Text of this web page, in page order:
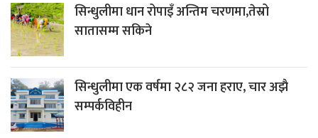
सिन्धुलीमा धान रोपाइँ अन्तिम चरणमा,तेस्रो
सातासम्म सकिने
सिन्धुलीमा एक वर्षमा २८२ जना हराए, चार अझै
सम्पर्कविहीन